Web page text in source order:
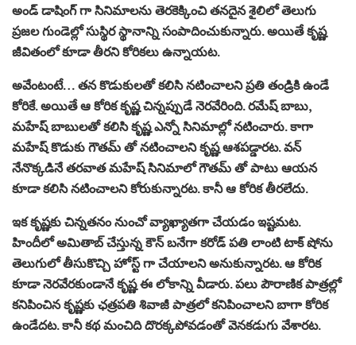
అండ్ డాషింగ్ గా సినిమాలను తెరకెక్కించి తనదైన శైలిలో తెలుగు
ప్రజల గుండెల్లో సుస్థిర స్థానాన్ని సంపాదించుకున్నారు. అయితే కృష్ణ
జీవితంలో కూడా తీరని కోరికలు ఉన్నాయట.
అవేంటంటే… తన కొడుకులతో కలిసి నటించాలని ప్రతి తండ్రికి ఉండే
కోరికే. అయితే ఆ కోరిక కృష్ణ చిన్నప్పుడే నెరవేరింది. రమేష్ బాబు,
మహేష్ బాబులతో కలిసి కృష్ణ ఎన్నో సినిమాల్లో నటించారు. కాగా
మహేష్ కొడుకు గౌతమ్ తో నటించాలని కృష్ణ ఆశపడ్డారట. వన్
నేనొక్కడినే తరవాత మహేష్ సినిమాలో గౌతమ్ తో పాటు ఆయన
కూడా కలిసి నటించాలని కోరుకున్నారట. కానీ ఆ కోరిక తీరలేదు.
ఇక కృష్ణకు చిన్నతనం నుంచో వ్యాఖ్యాతగా చేయడం ఇష్టమట.
హిందీలో అమితాబ్ చేస్తున్న కౌన్ బనేగా కరోడ్ పతి లాంటి టాక్ షోను
తెలుగులో తీసుకొచ్చి హోస్ట్ గా చేయాలని అనుకున్నారట. ఆ కోరిక
కూడా నెరవేరకుండానే కృష్ణ ఈ లోకాన్ని వీడారు. పలు పౌరాణిక పాత్రల్లో
కనిపించిన కృష్ణకు ఛత్రపతి శివాజీ పాత్రలో కనిపించాలని బాగా కోరిక
ఉండేదట. కానీ కథ మంచిది దొరక్కపోవడంతో వెనకడుగు వేశారట.